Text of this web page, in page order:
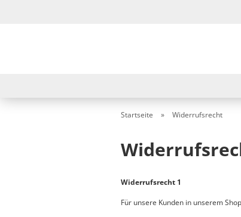
Startseite » Widerrufsrecht
Widerrufsrecht 1
Für unsere Kunden in unserem